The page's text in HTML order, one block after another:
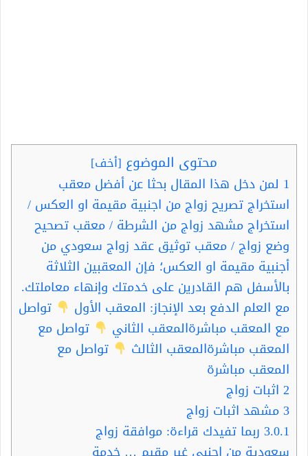
محتوى الموضوع [أخف]
1 لمن دخل هذا المقال بحثا عن أفضل معقب
استخراج تصريح زواج من اجنبية مقيمة او العكس /
استخراج مشهد زواج من الشرطة / معقب تصحيح
وضع زواج / معقب توثيق عقد زواج سعودي من
أجنبية مقيمة او العكس؛ فإن المعقبين الثلاثة
بالأسفل هم القادرين على خدمتك وإنهاء معاملتك.
مع العلم الدفع بعد الإنجاز: المعقب الأول
تواصل
مع المعقب مباشرةالمعقب الثاني
تواصل مع
المعقب مباشرةالمعقب الثالث
تواصل مع
المعقب مباشرة
2 اثبات زواج
3مشهد اثبات زواج
3.0.1 ربما تفيدك قراءة: موافقة زواج